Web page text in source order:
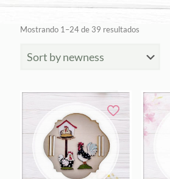
Mostrando 1–24 de 39 resultados